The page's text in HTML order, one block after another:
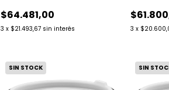
$64.481,00
3 x $21.493,67 sin interés 3 x
SIN STOCK SIN